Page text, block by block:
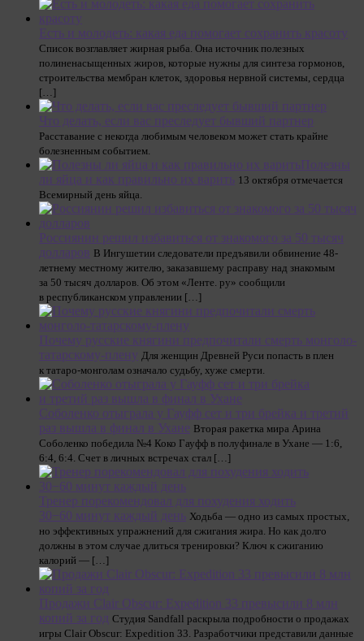
Есть и молодеть: какая еда помогает сохранить красоту
Список возглавляет жирная рыба. Она источник полезных
полиненасыщенных жиров, которые нужны для синтеза гормонов,
строительства мембран клеток, здоровья нервной системы, сердца
[…]
Что делать, если вас преследует бывший партнер
Расставание с некогда любимым человеком может стать крайне
болезненным событием.
Полезны
ли яйца и как правильно их варить 13 октября отмечается
Всемирный день яйца.
Россиянин решил избавиться от знакомого за 50 тысяч
долларов В Ингушетии следователи предъявили обвинение 48-
летнему местному жителю, заказавшему расправу над знакомым
за 50 тысяч долларов. Об этом «Ленте. ру» сообщили
в республиканском управлении […]
Почему русские княгини предпочитали смерть монголо-
татарскому-плену Для женщин Древней Руси попасть в плен
к татаро-монголам означало судьбу, хуже смерти.
Соболенко отыграла у Гауфф сет и три брейка и третий
раз вышла в финал в Ухане Вторая ракетка мира Арина
Соболенко победила №4 Коко Гауфф в полуфинале в Ухане — 1:6,
6:4, 6:4. Счет в личных встречах стал […]
Тренер порекомендовал для похудения ходить
30−60 минут каждый день Ходьба — одно из самых простых,
но эффективных упражнений для сжигания жира. Но как долго
должны в этом случае длиться тренировки? Ключ к сжиганию
калорий — […]
Продажи Clair Obscur: Expedition 33 превысили 8 млн
копий за год Студия Sandfall раскрыла подробности о продажах
игры Clair Obscur: Expedition 33. Разработчики представили данные